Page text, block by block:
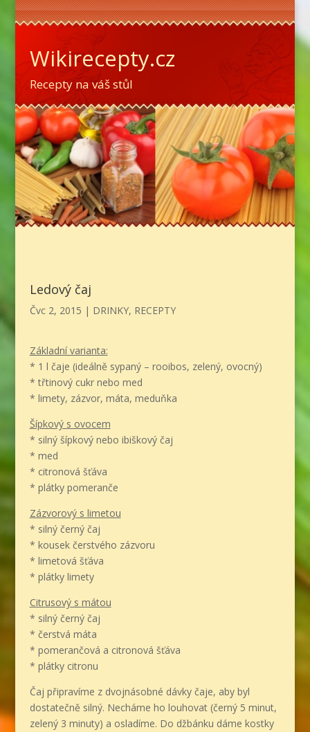
Wikirecepty.cz
Recepty na váš stůl
Ledový čaj
Čvc 2, 2015 | DRINKY, RECEPTY
Základní varianta:
* 1 l čaje (ideálně sypaný – rooibos, zelený, ovocný)
* třtinový cukr nebo med
* limety, zázvor, máta, meduňka
Šípkový s ovocem
* silný šípkový nebo ibiškový čaj
* med
* citronová šťáva
* plátky pomeranče
Zázvorový s limetou
* silný černý čaj
* kousek čerstvého zázvoru
* limetová šťáva
* plátky limety
Citrusový s mátou
* silný černý čaj
* čerstvá máta
* pomerančová a citronová šťáva
* plátky citronu
Čaj připravíme z dvojnásobné dávky čaje, aby byl
dostatečně silný. Necháme ho louhovat (černý 5 minut,
zelený 3 minuty) a osladíme. Do džbánku dáme kostky